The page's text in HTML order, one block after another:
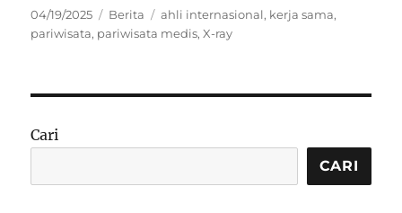
Posted
on
04/19/2025 Categories
Berita Tags
ahli internasional, kerja sama,
pariwisata, pariwisata medis,X-ray
Cari
CARI